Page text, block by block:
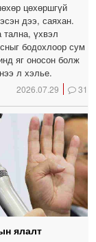
цөхөршгүй
дээ, саяхан.
үхвэл
бодохлоор сум
яг оносон болж
л хэлье.
2026.07.29 31
ялалт